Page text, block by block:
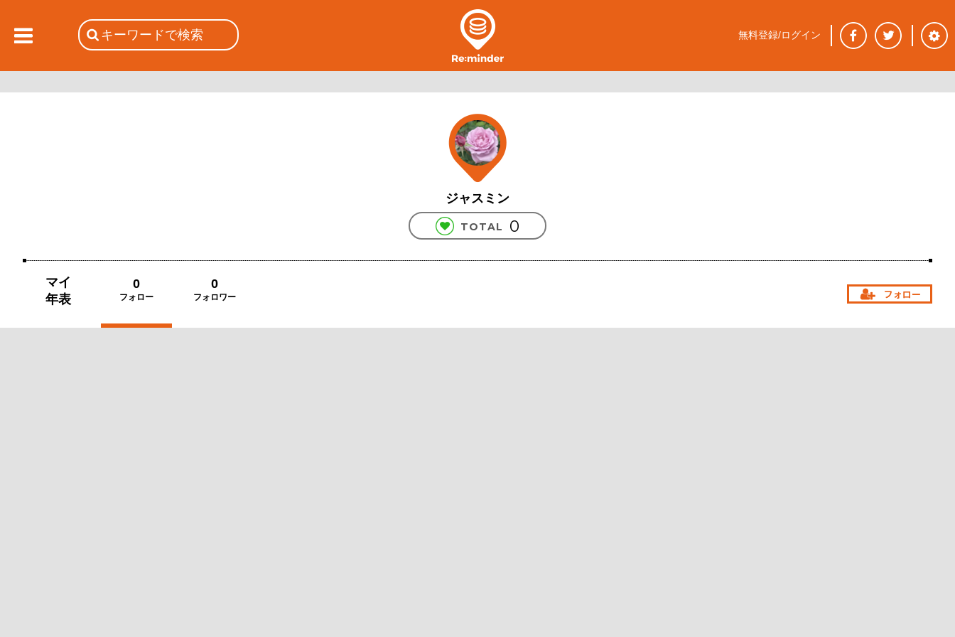
ジャスミン
TOTAL 0
マイ
年表
0
フォロー
0
フォロワー
無料登録/ログイン